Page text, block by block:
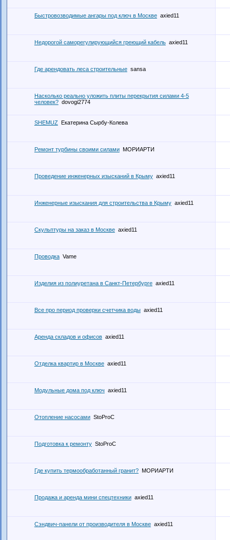
Быстровозводимые ангары под ключ в Москве axied11
Недорогой саморегулирующийся греющий кабель axied11
Где арендовать леса строительные sansa
Насколько реально уложить плиты перекрытия силами 4-5
человек? dovogi2774
SHEMUZ Екатерина Сырбу-Колева
Ремонт турбины своими силами МОРИАРТИ
Проведение инженерных изысканий в Крыму axied11
Инженерные изыскания для строительства в Крыму axied11
Скульптуры на заказ в Москве axied11
Проводка Vame
Изделия из полиуретана в Санкт-Петербурге axied11
Все про период проверки счетчика воды axied11
Аренда складов и офисов axied11
Отделка квартир в Москве axied11
Модульные дома под ключ axied11
Отопление насосами StoProC
Подготовка к ремонту StoProC
Где купить термообработанный гранит? МОРИАРТИ
Продажа и аренда мини спецтехники axied11
Сэндвич-панели от производителя в Москве axied11